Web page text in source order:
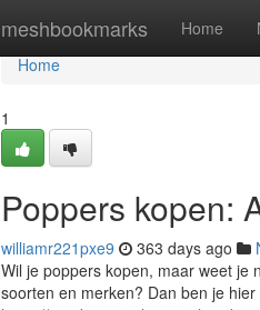
meshbookmarks Home
Home
Home
1
Poppers kopen:
williamr221pxe9 363 days ago
Wil je poppers kopen, maar weet je
soorten en merken? Dan ben je